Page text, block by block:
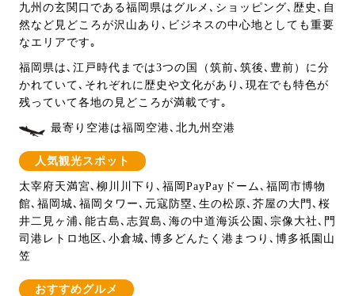
九州の玄関口である福岡県はグルメ､ショッピング､歴史､自
然など見どころが沢山あり､ビジネスの中心地としても重要
なエリアです｡
福岡県は､江戸時代までは3つの国（筑前､筑後､豊前）に分
かれていて､それぞれに歴史や文化があり､現在でも特色が
残っていて各地の見どころが満載です｡
最寄り空港は福岡空港､北九州空港
人気観光スポット
太宰府天満宮､柳川川下り､福岡PayPayドーム､福岡市博物
館､福岡城､福岡タワー､元寇防塁､生の松原､芥屋の大門､桜
井二見ヶ浦､能古島､志賀島､海の中道海浜公園､宗像大社､門
司港レトロ地区､小倉城､博多どんたく港まつり､博多祇園山
笠
おすすめグルメ